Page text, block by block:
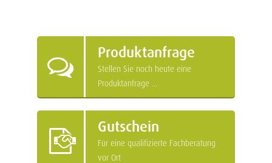
Produktanfrage
Stellen Sie noch heute eine
Produktanfrage ...
Gutschein
Für eine qualifizierte Fachberatung
vor Ort